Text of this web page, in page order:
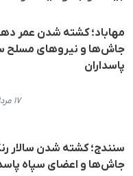
مهاباد؛ کشته شدن عمر
جاش‌ها و نیروهای مسلح
پاسداران
۱۷ مرداد ۱۴۰۵، ۱۸:۱۶
سنندج؛ کشته شدن سالار
جاش‌ها و اعضای سپاه